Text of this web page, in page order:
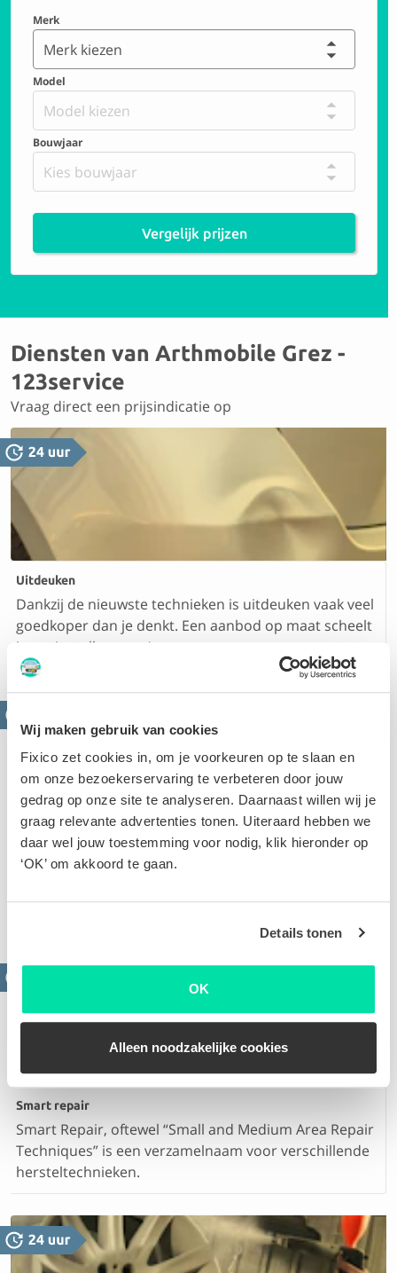
Wij maken gebruik van cookies
Fixico zet cookies in, om je voorkeuren op te slaan en
om onze bezoekerservaring te verbeteren door jouw
gedrag op onze site te analyseren. Daarnaast willen wij je
graag relevante advertenties tonen. Uiteraard hebben we
daar wel jouw toestemming voor nodig, klik hieronder op
‘OK’ om akkoord te gaan.
Details tonen
OK
Alleen noodzakelijke cookies
Merk
Merk kiezen
Model
Model kiezen
Bouwjaar
Kies bouwjaar
Vergelijk prijzen
Diensten van Arthmobile Grez -
123service
Vraag direct een prijsindicatie op
Uitdeuken
Dankzij de nieuwste technieken is uitdeuken vaak veel
goedkoper dan je denkt. Een aanbod op maat scheelt
je zo tientallen euro’s
Krassen verwijderen
Oppervlakkige of diepe krassen. Op basis van de
Smart repair
Smart Repair, oftewel “Small and Medium Area Repair
Techniques” is een verzamelnaam voor verschillende
hersteltechnieken.